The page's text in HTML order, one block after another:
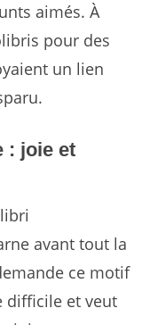
aimés. À
pour des
un lien
: joie et
avant tout la
ce motif
difficile et veut